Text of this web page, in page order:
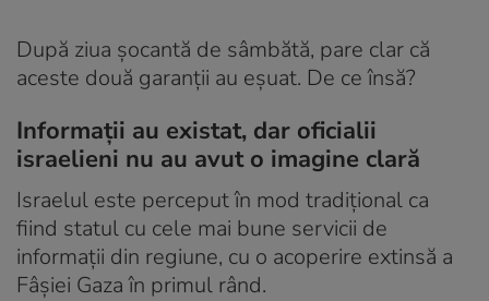
După ziua șocantă de sâmbătă, pare clar că
aceste două garanții au eșuat. De ce însă?
Informații au existat, dar oficialii
israelieni nu au avut o imagine clară
Israelul este perceput în mod tradițional ca
fiind statul cu cele mai bune servicii de
informații din regiune, cu o acoperire extinsă a
Fâșiei Gaza în primul rând.